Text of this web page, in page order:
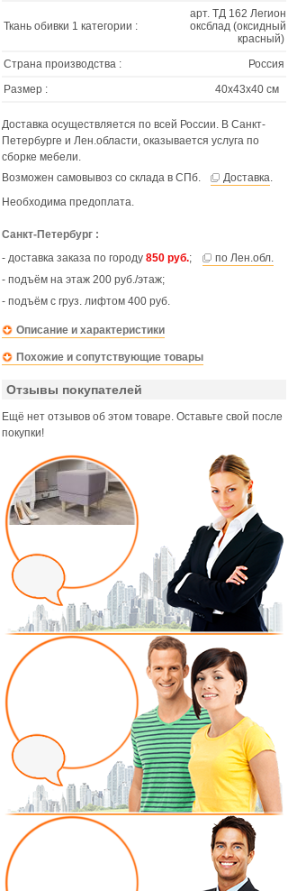
Ткань обивки 1 категории :
арт. ТД 162 Легион
оксблад (оксидный
красный)
Страна производства :
Россия
Размер :
40х43х40 см
Доставка осуществляется по всей России. В Санкт-
Петербурге и Лен.области, оказывается услуга по
сборке мебели.
Возможен самовывоз со склада в СПб.
Доставка.
Необходима предоплата.
Санкт-Петербург :
- доставка заказа по городу 850 руб.;
по Лен.обл.
- подъём на этаж 200 руб./этаж;
- подъём с груз. лифтом 400 руб.
Описание и характеристики
Похожие и сопутствующие товары
Отзывы покупателей
Ещё нет отзывов об этом товаре. Оставьте свой после
покупки!